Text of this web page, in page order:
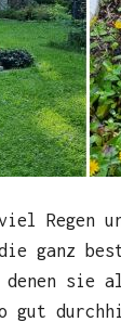
Regen
die ganz
denen
gut